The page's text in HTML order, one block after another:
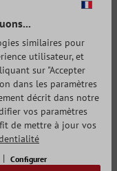
similaires pour
utilisateur, et
sur "Accepter
dans les paramètres
décrit dans notre
vos paramètres
de mettre à jour vos
Configurer